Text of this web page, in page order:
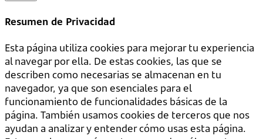
Resumen de Privacidad
Esta página utiliza cookies para mejorar tu experiencia
al navegar por ella. De estas cookies, las que se
describen como necesarias se almacenan en tu
navegador, ya que son esenciales para el
funcionamiento de funcionalidades básicas de la
página. También usamos cookies de terceros que nos
ayudan a analizar y entender cómo usas esta página.